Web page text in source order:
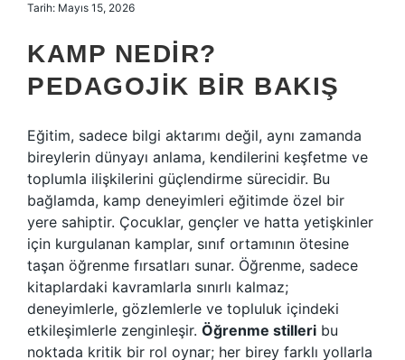
Tarih: Mayıs 15, 2026
KAMP NEDIR?
PEDAGOJIK BIR BAKIŞ
Eğitim, sadece bilgi aktarımı değil, aynı zamanda
bireylerin dünyayı anlama, kendilerini keşfetme ve
toplumla ilişkilerini güçlendirme sürecidir. Bu
bağlamda, kamp deneyimleri eğitimde özel bir
yere sahiptir. Çocuklar, gençler ve hatta yetişkinler
için kurgulanan kamplar, sınıf ortamının ötesine
taşan öğrenme fırsatları sunar. Öğrenme, sadece
kitaplardaki kavramlarla sınırlı kalmaz;
deneyimlerle, gözlemlerle ve topluluk içindeki
etkileşimlerle zenginleşir. Öğrenme stilleri bu
noktada kritik bir rol oynar; her birey farklı yollarla